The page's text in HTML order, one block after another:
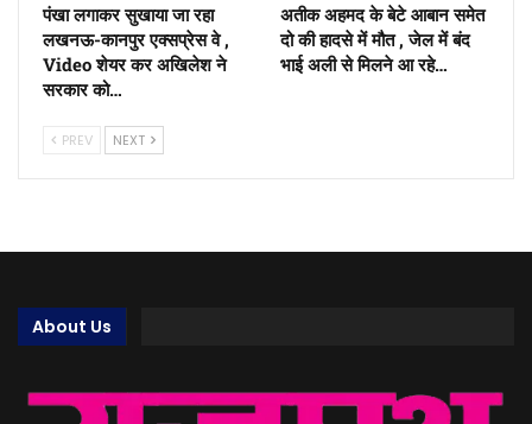
पंखा लगाकर सुखाया जा रहा
लखनऊ-कानपुर एक्सप्रेस वे ,
Video शेयर कर अखिलेश ने
सरकार को…
अतीक अहमद के बेटे आबान समेत
दो की हादसे में मौत , जेल में बंद
भाई अली से मिलने आ रहे…
PREV NEXT
About Us